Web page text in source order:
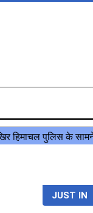
JUST IN